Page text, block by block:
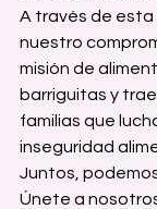
A través de esta
nuestro
misión de
barriguitas y
familias que
inseguridad
Juntos,
Únete a